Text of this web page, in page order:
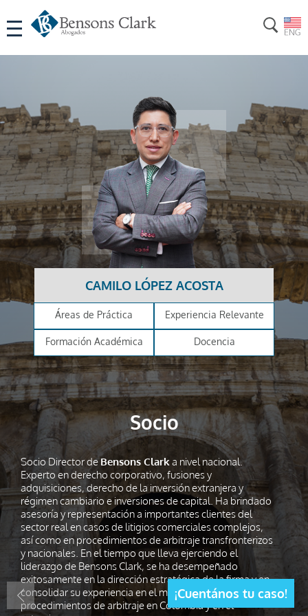
Socio
Socio Director deBensons Clarka nivel nacional.
Experto en derecho corporativo, fusiones y
adquisiciones, derecho de la inversión extranjera y
régimen cambiario e inversiones de capital. Ha brindado
asesoría y representación a importantes clientes del
sector real en casos de litigios comerciales complejos,
así como en procedimientos de arbitraje transfronterizos
y nacionales. En el tiempo que lleva ejerciendo el
liderazgo de Bensons Clark, se ha desempeñado
exitosamente en la dirección estratégica de la firma y en
consolidar su experiencia en el manejo de
procedimientos de arbitraje en Colombia y en el
CAMILO LÓPEZ ACOSTA
Áreas de Práctica Experiencia Relevante
Formación Académica Docencia
¡Cuentános tu caso!